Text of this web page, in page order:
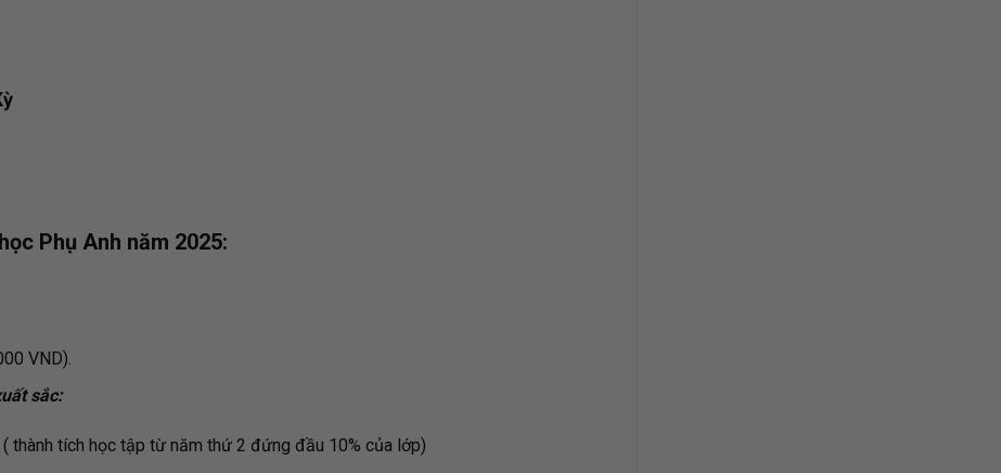
Phụ Anh năm 2025:
VND).
sắc:
thành tích học tập từ năm thứ 2 đứng đầu 10% của lớp)